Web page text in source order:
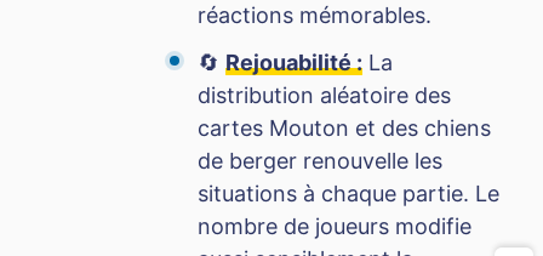
réactions mémorables.
🔄 Rejouabilité : La
distribution aléatoire des
cartes Mouton et des chiens
de berger renouvelle les
situations à chaque partie. Le
nombre de joueurs modifie